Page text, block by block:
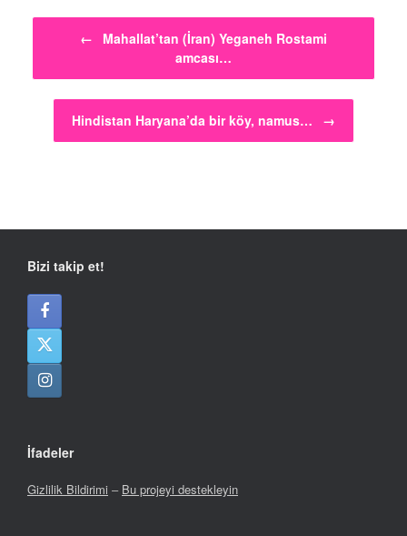
Post navigation
←
Mahallat’tan (İran) Yeganeh Rostami
amcası…
Hindistan Haryana’da bir köy, namus… →
Bizi takip et!
İfadeler
Gizlilik Bildirimi – Bu projeyi destekleyin